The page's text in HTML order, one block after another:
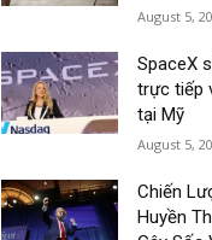
August 5,
SpaceX
trực tiếp
tại Mỹ
August 5,
Chiến
Huyền